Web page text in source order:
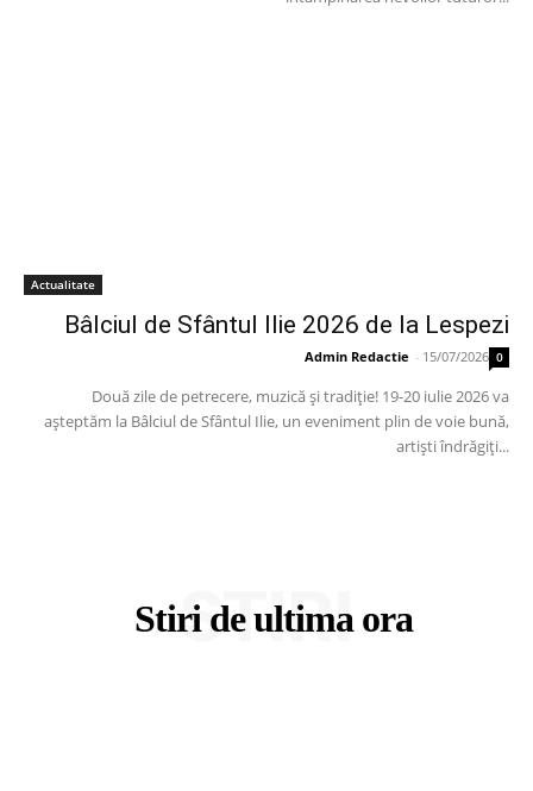
Actualitate
Bâlciul de Sfântul Ilie 2026 de la Lespezi
Admin Redactie - 15/07/2026 0
Două zile de petrecere, muzică și tradiție! 19-20 iulie 2026 va
așteptăm la Bâlciul de Sfântul Ilie, un eveniment plin de voie bună,
artiști îndrăgiți...
Stiri de ultima ora
STIRI